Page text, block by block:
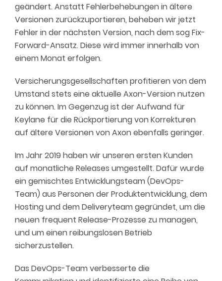
geändert. Anstatt Fehlerbehebungen in ältere
Versionen zurückzuportieren, beheben wir jetzt
Fehler in der nächsten Version, nach dem sog Fix-
Forward-Ansatz. Diese wird immer innerhalb von
einem Monat erfolgen.
Versicherungsgesellschaften profitieren von dem
Umstand stets eine aktuelle Axon-Version nutzen
zu können. Im Gegenzug ist der Aufwand für
Keylane für die Rückportierung von Korrekturen
auf ältere Versionen von Axon ebenfalls geringer.
Im Jahr 2019 haben wir unseren ersten Kunden
auf monatliche Releases umgestellt. Dafür wurde
ein gemischtes Entwicklungsteam (DevOps-
Team) aus Personen der Produktentwicklung, dem
Hosting und dem Deliveryteam gegründet, um die
neuen frequent Release-Prozesse zu managen,
und um einen reibungslosen Betrieb
sicherzustellen.
Das DevOps-Team verbesserte die